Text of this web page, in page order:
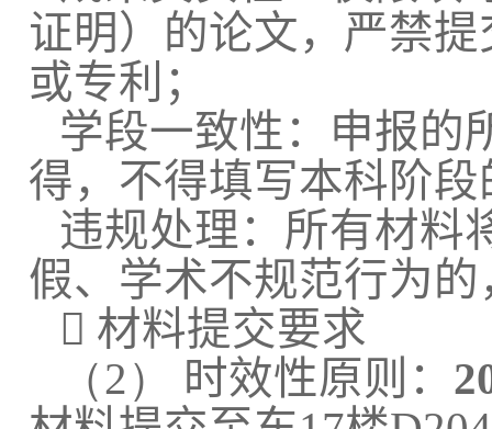
证明）的论文，严禁提
或专利；
学段一致性：申报的
得，不得填写本科阶
违规处理：所有材料
假、学术不规范行为
 材料提交要求
（2） 时效性原则：